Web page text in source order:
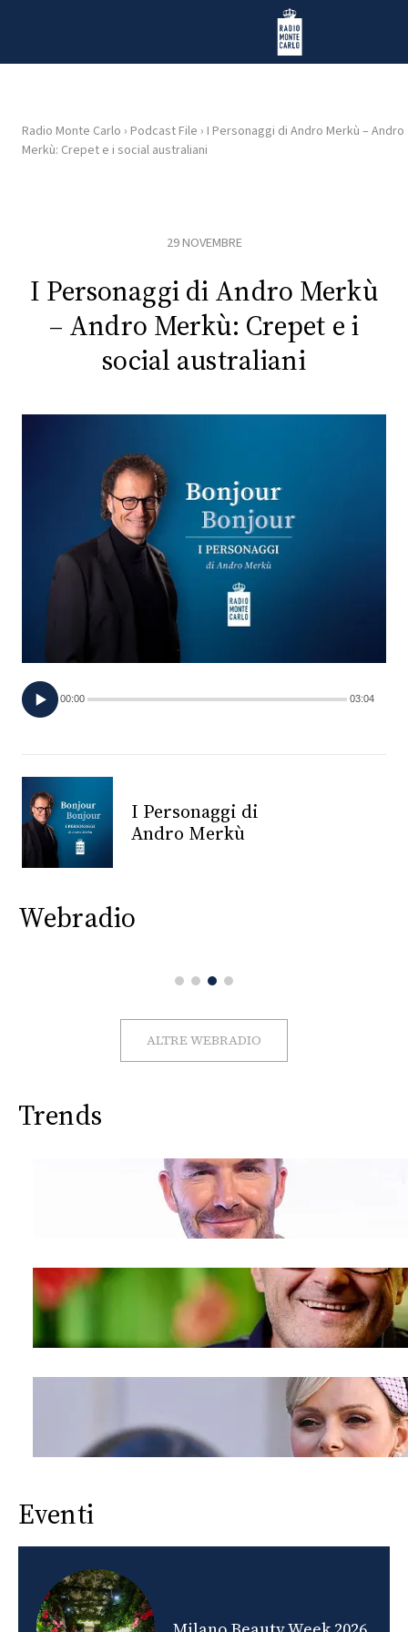
Radio Monte Carlo
HOME
RADIO
PLAYLIST
CONCORSI
EVENTI
TV
PRINCIPATO
MONACO
RMC
CONSIGLIA
Radio Monte Carlo › Podcast File › I Personaggi di Andro Merkù – Andro
Merkù: Crepet e i social australiani
29 NOVEMBRE
I Personaggi di Andro Merkù
– Andro Merkù: Crepet e i
social australiani
00:00 03:04
I Personaggi di
Andro Merkù
Webradio
ALTRE WEBRADIO
Trends
Eventi